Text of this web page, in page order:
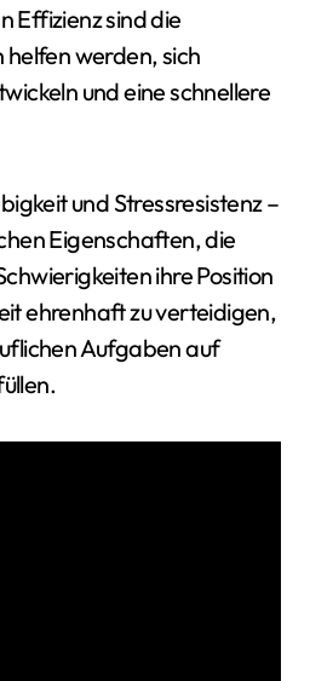
Effizienz sind die
werden, sich
und eine schnellere
und Stressresistenz –
Eigenschaften, die
ihre Position
ehrenhaft zu verteidigen,
Aufgaben auf